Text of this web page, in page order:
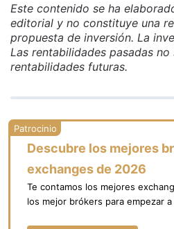
Este contenido se ha
editorial y no constituye una
propuesta de inversión. La
Las rentabilidades pasadas
rentabilidades futuras.
Descubre los mejores
exchanges de 2026
Te contamos los mejores
los mejor brókers para empezar